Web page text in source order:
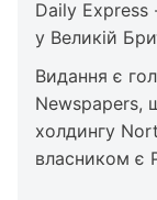
Daily
у Великій
Видання є
Newspapers,
холдингу
власником є